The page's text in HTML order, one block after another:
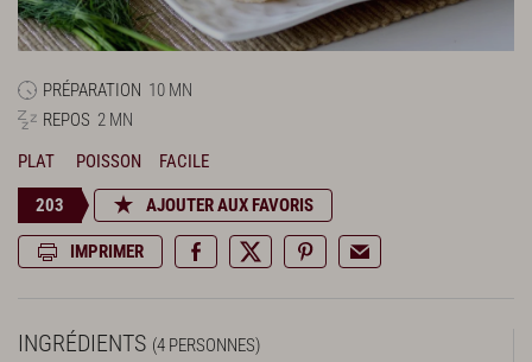
PRÉPARATION 10 MN
REPOS 2 MN
PLAT
POISSON FACILE
203 AJOUTER AUX FAVORIS
IMPRIMER
INGRÉDIENTS (4 PERSONNES)